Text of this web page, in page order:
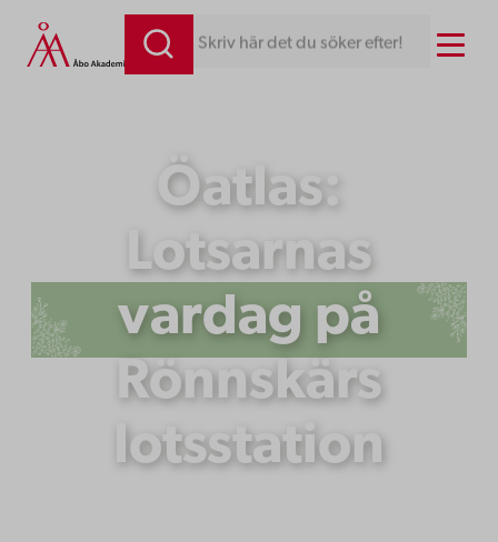
Hoppa
till
Skriv här det du söker efter! Menu
Öatlas:
Lotsarnas
vardag på
Rönnskärs
lotsstation